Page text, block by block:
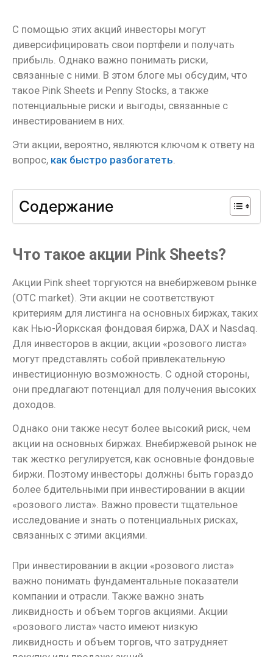
С помощью этих акций инвесторы могут
диверсифицировать свои портфели и получать
прибыль. Однако важно понимать риски,
связанные с ними. В этом блоге мы обсудим, что
такое Pink Sheets и Penny Stocks, а также
потенциальные риски и выгоды, связанные с
инвестированием в них.
Эти акции, вероятно, являются ключом к ответу на
вопрос, как быстро разбогатеть.
Содержание
Что такое акции Pink Sheets?
Акции Pink sheet торгуются на внебиржевом рынке
(OTC market). Эти акции не соответствуют
критериям для листинга на основных биржах, таких
как Нью-Йоркская фондовая биржа, DAX и Nasdaq.
Для инвесторов в акции, акции «розового листа»
могут представлять собой привлекательную
инвестиционную возможность. С одной стороны,
они предлагают потенциал для получения высоких
доходов.
Однако они также несут более высокий риск, чем
акции на основных биржах. Внебиржевой рынок не
так жестко регулируется, как основные фондовые
биржи. Поэтому инвесторы должны быть гораздо
более бдительными при инвестировании в акции
«розового листа». Важно провести тщательное
исследование и знать о потенциальных рисках,
связанных с этими акциями.
При инвестировании в акции «розового листа»
важно понимать фундаментальные показатели
компании и отрасли. Также важно знать
ликвидность и объем торгов акциями. Акции
«розового листа» часто имеют низкую
ликвидность и объем торгов, что затрудняет